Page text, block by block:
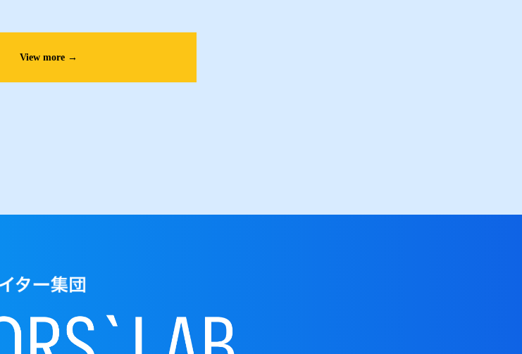
View more →